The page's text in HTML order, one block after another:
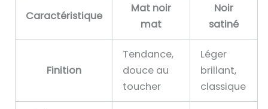
Caractéristique
Mat noir
mat
Noir
satiné
Finition
Tendance,
douce au
toucher
Léger
brillant,
classique